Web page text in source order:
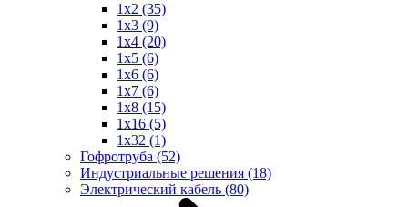
1x2 (35)
1x3 (9)
1x4 (20)
1x5 (6)
1x6 (6)
1x7 (6)
1x8 (15)
1x16 (5)
1x32 (1)
Гофротруба (52)
Индустриальные решения (18)
Электрический кабель (80)